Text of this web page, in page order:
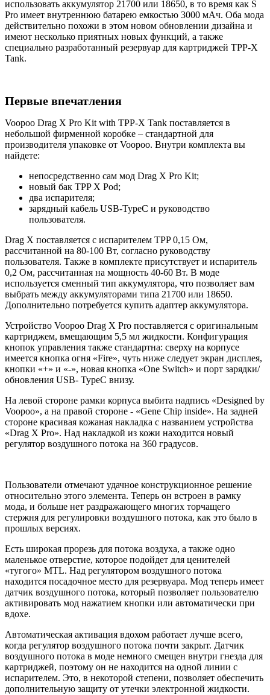
использовать аккумулятор 21700 или 18650, в то время как S
Pro имеет внутреннюю батарею емкостью 3000 мАч. Оба мода
действительно похожи в этом новом обновлении дизайна и
имеют несколько приятных новых функций, а также
специально разработанный резервуар для картриджей TPP-X
Tank.
Первые впечатления
Voopoo Drag X Pro Kit with TPP-X Tank поставляется в
небольшой фирменной коробке – стандартной для
производителя упаковке от Voopoo. Внутри комплекта вы
найдете:
непосредственно сам мод Drag X Pro Kit;
новый бак TPP X Pod;
два испарителя;
зарядный кабель USB-TypeC и руководство
пользователя.
Drag X поставляется с испарителем TPP 0,15 Ом,
рассчитанной на 80-100 Вт, согласно руководству
пользователя. Также в комплекте присутствует и испаритель
0,2 Ом, рассчитанная на мощность 40-60 Вт. В моде
используется сменный тип аккумулятора, что позволяет вам
выбрать между аккумуляторами типа 21700 или 18650.
Дополнительно потребуется купить адаптер аккумулятора.
Устройство Voopoo Drag X Pro поставляется с оригинальным
картриджем, вмещающим 5,5 мл жидкости. Конфигурация
кнопок управления также стандартна: сверху на корпусе
имеется кнопка огня «Fire», чуть ниже следует экран дисплея,
кнопки «+» и «-», новая кнопка «One Switch» и порт зарядки/
обновления USB- TypeC внизу.
На левой стороне рамки корпуса выбита надпись «Designed by
Voopoo», а на правой стороне - «Gene Chip inside». На задней
стороне красивая кожаная накладка с названием устройства
«Drag X Pro». Над накладкой из кожи находится новый
регулятор воздушного потока на 360 градусов.
Пользователи отмечают удачное конструкционное решение
относительно этого элемента. Теперь он встроен в рамку
мода, и больше нет раздражающего многих торчащего
стержня для регулировки воздушного потока, как это было в
прошлых версиях.
Есть широкая прорезь для потока воздуха, а также одно
маленькое отверстие, которое подойдет для ценителей
«тугого» MTL. Над регулятором воздушного потока
находится посадочное место для резервуара. Мод теперь имеет
датчик воздушного потока, который позволяет пользователю
активировать мод нажатием кнопки или автоматически при
вдохе.
Автоматическая активация вдохом работает лучше всего,
когда регулятор воздушного потока почти закрыт. Датчик
воздушного потока в моде немного смещен внутри гнезда для
картриджей, поэтому он не находится на одной линии с
испарителем. Это, в некоторой степени, позволяет обеспечить
дополнительную защиту от утечки электронной жидкости.